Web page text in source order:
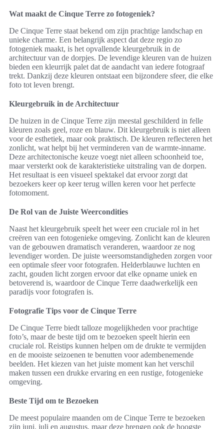
Wat maakt de Cinque Terre zo fotogeniek?
De Cinque Terre staat bekend om zijn prachtige landschap en
unieke charme. Een belangrijk aspect dat deze regio zo
fotogeniek maakt, is het opvallende kleurgebruik in de
architectuur van de dorpjes. De levendige kleuren van de huizen
bieden een kleurrijk palet dat de aandacht van iedere fotograaf
trekt. Dankzij deze kleuren ontstaat een bijzondere sfeer, die elke
foto tot leven brengt.
Kleurgebruik in de Architectuur
De huizen in de Cinque Terre zijn meestal geschilderd in felle
kleuren zoals geel, roze en blauw. Dit kleurgebruik is niet alleen
voor de esthetiek, maar ook praktisch. De kleuren reflecteren het
zonlicht, wat helpt bij het verminderen van de warmte-inname.
Deze architectonische keuze voegt niet alleen schoonheid toe,
maar versterkt ook de karakteristieke uitstraling van de dorpen.
Het resultaat is een visueel spektakel dat ervoor zorgt dat
bezoekers keer op keer terug willen keren voor het perfecte
fotomoment.
De Rol van de Juiste Weercondities
Naast het kleurgebruik speelt het weer een cruciale rol in het
creëren van een fotogenieke omgeving. Zonlicht kan de kleuren
van de gebouwen dramatisch veranderen, waardoor ze nog
levendiger worden. De juiste weersomstandigheden zorgen voor
een optimale sfeer voor fotografen. Helderblauwe luchten en
zacht, gouden licht zorgen ervoor dat elke opname uniek en
betoverend is, waardoor de Cinque Terre daadwerkelijk een
paradijs voor fotografen is.
Fotografie Tips voor de Cinque Terre
De Cinque Terre biedt talloze mogelijkheden voor prachtige
foto’s, maar de beste tijd om te bezoeken speelt hierin een
cruciale rol. Reistips kunnen helpen om de drukte te vermijden
en de mooiste seizoenen te benutten voor adembenemende
beelden. Het kiezen van het juiste moment kan het verschil
maken tussen een drukke ervaring en een rustige, fotogenieke
omgeving.
Beste Tijd om te Bezoeken
De meest populaire maanden om de Cinque Terre te bezoeken
zijn juni, juli en augustus, maar deze brengen ook de hoogste